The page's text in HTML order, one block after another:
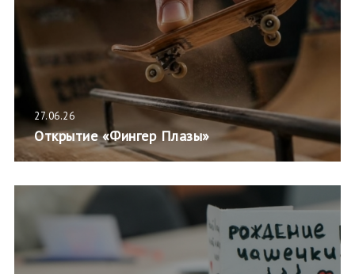
27.06.26
Открытие «Фингер Плазы»